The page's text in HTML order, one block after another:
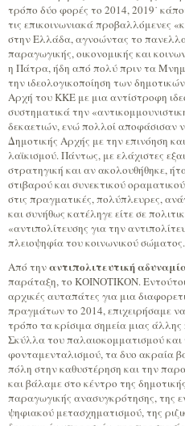
τρόπο δύο φορές το 2014, 2019˙
τις επικοινωνιακά προβαλλόμενες
στην Ελλάδα, αγνοώντας το
παραγωγικής, οικονομικής και
η Πάτρα, ήδη από πολύ πριν τα
την ιδεολογικοποίηση των
Αρχή του ΚΚΕ με μια αντίστροφη
συστηματικά την
δεκαετιών, ενώ πολλοί αποφάσισαν
Δημοτικής Αρχής με την επινόηση
λαϊκισμού. Πάντως, με ελάχιστες
στρατηγική και αν ακολουθήθηκε,
στιβαρού και συνεκτικού
στις πραγματικές, πολύπλευρες,
και συνήθως κατέληγε είτε σε
«αντιπολίτευσης για την
πλειοψηφία του κοινωνικού σώματος.
Από τηναντιπολιτευτική
παράταξη, το ΚΟΙΝΟΤΙΚΟΝ.
αρχικές αυταπάτες για μια
πραγμάτων το 2014, επιχειρήσαμε
τρόπο τα κρίσιμα σημεία μιας
Σκύλλα του παλαιοκομματισμού και
φονταμενταλισμού, τα δυο ακραία
πόλη στην καθυστέρηση και την
και βάλαμε στο κέντρο της
παραγωγικής ανασυγκρότησης, της
ψηφιακού μετασχηματισμού, της